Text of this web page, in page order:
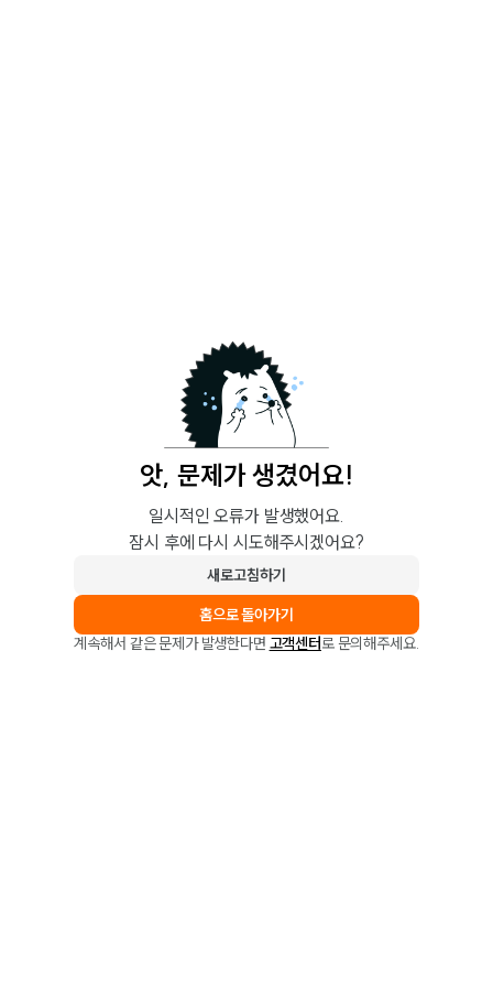
앗, 문제가 생겼어요!
일시적인 오류가 발생했어요.
잠시 후에 다시 시도해주시겠어요?
새로고침하기
홈으로 돌아가기
계속해서 같은 문제가 발생한다면 고객센터로 문의해주세요.